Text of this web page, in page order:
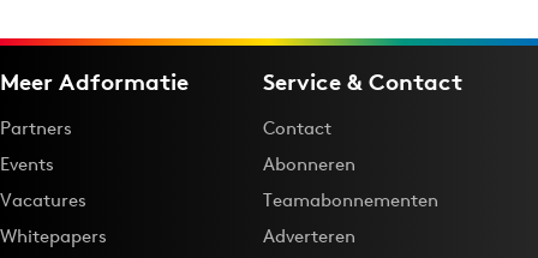
Meer Adformatie
Partners
Events
Vacatures
Whitepapers
Service & Contact
Contact
Abonneren
Teamabonnementen
Adverteren